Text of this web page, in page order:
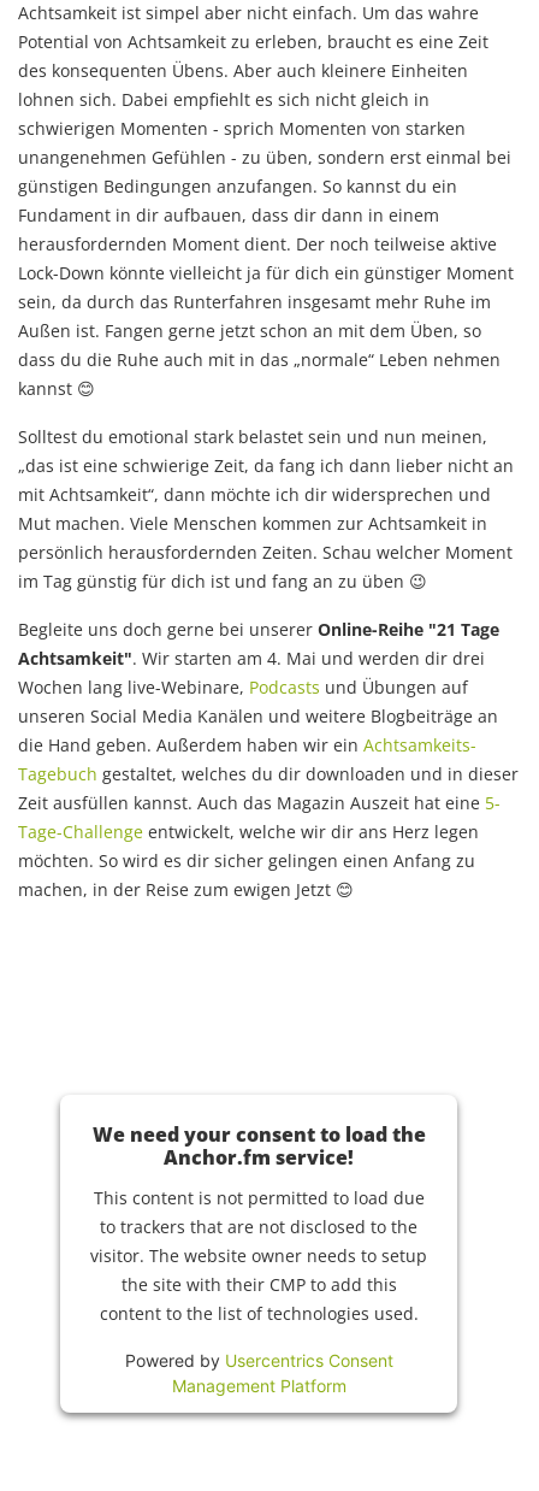
Achtsamkeit ist simpel aber nicht einfach. Um das wahre
Potential von Achtsamkeit zu erleben, braucht es eine Zeit
des konsequenten Übens. Aber auch kleinere Einheiten
lohnen sich. Dabei empfiehlt es sich nicht gleich in
schwierigen Momenten - sprich Momenten von starken
unangenehmen Gefühlen - zu üben, sondern erst einmal bei
günstigen Bedingungen anzufangen. So kannst du ein
Fundament in dir aufbauen, dass dir dann in einem
herausfordernden Moment dient. Der noch teilweise aktive
Lock-Down könnte vielleicht ja für dich ein günstiger Moment
sein, da durch das Runterfahren insgesamt mehr Ruhe im
Außen ist. Fangen gerne jetzt schon an mit dem Üben, so
dass du die Ruhe auch mit in das „normale“ Leben nehmen
kannst 😊
Solltest du emotional stark belastet sein und nun meinen,
„das ist eine schwierige Zeit, da fang ich dann lieber nicht an
mit Achtsamkeit“, dann möchte ich dir widersprechen und
Mut machen. Viele Menschen kommen zur Achtsamkeit in
persönlich herausfordernden Zeiten. Schau welcher Moment
im Tag günstig für dich ist und fang an zu üben 😉
Begleite uns doch gerne bei unserer Online-Reihe "21 Tage
Achtsamkeit". Wir starten am 4. Mai und werden dir drei
Wochen lang live-Webinare, Podcasts und Übungen auf
unseren Social Media Kanälen und weitere Blogbeiträge an
die Hand geben. Außerdem haben wir ein Achtsamkeits-
Tagebuch gestaltet, welches du dir downloaden und in dieser
Zeit ausfüllen kannst. Auch das Magazin Auszeit hat eine 5-
Tage-Challenge entwickelt, welche wir dir ans Herz legen
möchten. So wird es dir sicher gelingen einen Anfang zu
machen, in der Reise zum ewigen Jetzt 😊
We need your consent to load the
Anchor.fm service!
This content is not permitted to load due
to trackers that are not disclosed to the
visitor. The website owner needs to setup
the site with their CMP to add this
content to the list of technologies used.
Powered by Usercentrics Consent
Management Platform